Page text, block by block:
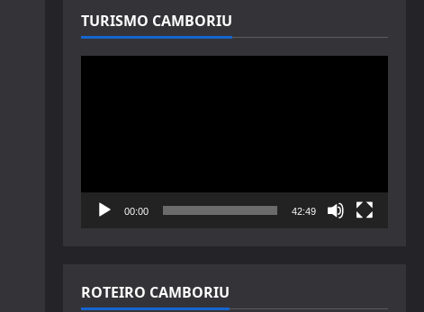
TURISMO CAMBORIU
00:00 42:49
ROTEIRO CAMBORIU